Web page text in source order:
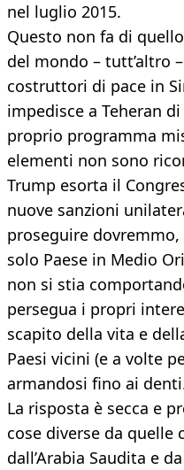
nel luglio 2015.
Questo non fa di
del mondo – tutt’altro
costruttori di pace in
impedisce a Teheran
proprio programma
elementi non sono
Trump esorta il
nuove sanzioni
proseguire
solo Paese in Medio
non si stia
persegua i propri
scapito della vita e
Paesi vicini (e a volte
armandosi fino ai
La risposta è secca e
cose diverse da quelle
dall’Arabia Saudita e